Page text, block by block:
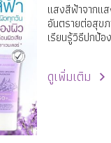
แสงสีฟ้าจากแ
อันตรายต่อสุข
เรียนรู้วิธีปกป้
ดูเพิ่มเติม